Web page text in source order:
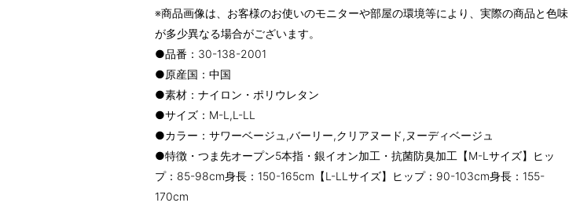
※商品画像は、お客様のお使いのモニターや部屋の環境等により、実際の商品と色味
が多少異なる場合がございます。
●品番：30-138-2001
●原産国：中国
●素材：ナイロン・ポリウレタン
●サイズ：M-L,L-LL
●カラー：サワーベージュ,バーリー,クリアヌード,ヌーディベージュ
●特徴・つま先オープン5本指・銀イオン加工・抗菌防臭加工【M-Lサイズ】ヒッ
プ：85-98cm身長：150-165cm【L-LLサイズ】ヒップ：90-103cm身長：155-
170cm